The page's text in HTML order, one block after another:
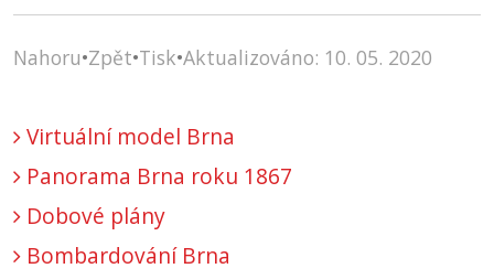
Nahoru•Zpět•Tisk•Aktualizováno: 10. 05. 2020
Virtuální model Brna
Panorama Brna roku 1867
Dobové plány
Bombardování Brna